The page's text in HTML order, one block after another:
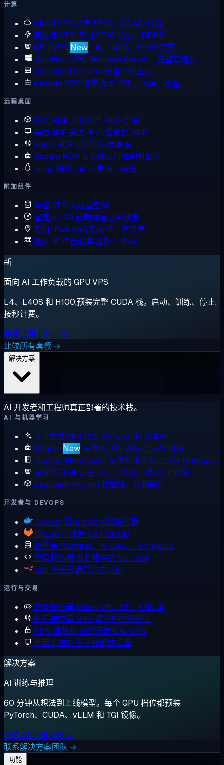
计算
Cloud VPS 共享 EPYC，$2.48/月起
高性能 VPS 专用 EPYC 核心，DDR5
GPU VPS New L4、L40S、H100 按需
Windows VPS Windows Server，完整管理员
Dedicated Servers 单租户裸金属
Custom VPS 按需选择 CPU、内存、磁盘
远程桌面
购买 RDP 比较所有 RDP 套餐
美国RDP 美国 IP 的管理员 RDP
Forex RDP 低延迟交易桌面
Botting RDP 全天候运行你的机器人
Linux RDP Linux 桌面，远程
附加组件
存储 VPS 大磁盘套餐
自定义 ISO 启动你自己的镜像
专用 IPv4 你的专属 IP，不共享
额外 IP 每台服务器多个 IPv4
新
面向 AI 工作负载的 GPU VPS
L4、L40S 和 H100,预装完整 CUDA 栈。启动、训练、停止,
按秒计费。
免费试用 1 小时 →
比较所有套餐 →
AI 开发者和工程师真正部署的技术栈。
AI 与机器学习
人工智能VPS 预装 PyTorch 和 CUDA
Ollama New在你自己的 VPS 上运行 LLM
Jupyter Notebooks 在你的服务器上运行 Notebook
深度学习 GPU 在 L4、L40S、H100 上训练
Anaconda Python 数据栈，开箱即用
开发者与 DEVOPS
Docker 具备 root 权限的容器
GitLab 自托管 Git + CI/CD
数据库 Postgres、MySQL、MongoDB
代码服务器 浏览器中的 VS Code
n8n 全天候运行的自动化
运行与交易
游戏服务器 Minecraft、CS、ARK 等
外汇与交易 MT5 紧邻你的经纪商
VPN 与隐私 你自己的私有 VPN
远程工作站 永不休眠的桌面
解决方案
AI 训练与推理
60 分钟从想法到上线模型。每个 GPU 档位都预装
PyTorch、CUDA、vLLM 和 TGI 镜像。
查看 AI 工作负载 →
联系解决方案团队 →